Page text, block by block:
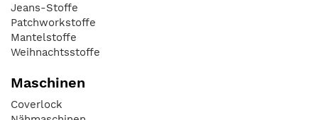
Jeans-Stoffe
Patchworkstoffe
Mantelstoffe
Weihnachtsstoffe
Maschinen
Coverlock